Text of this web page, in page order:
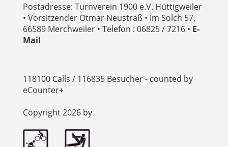
Postadresse: Turnverein 1900 e.V. Hüttigweiler
• Vorsitzender Otmar Neustraß • Im Solch 57,
66589 Merchweiler • Telefon : 06825 / 7216 • E-
Mail
118100 Calls / 116835 Besucher - counted by
eCounter+
Copyright 2026 by